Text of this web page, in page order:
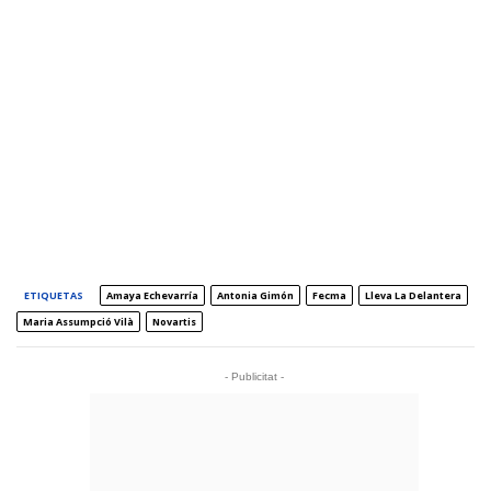
ETIQUETAS Amaya Echevarría Antonia Gimón Fecma
Lleva La Delantera
Maria Assumpció Vilà
Novartis
- Publicitat -